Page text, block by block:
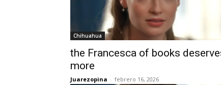
Chihuahua
the Francesca of books
more
Juarezopina - febrero 16, 2026